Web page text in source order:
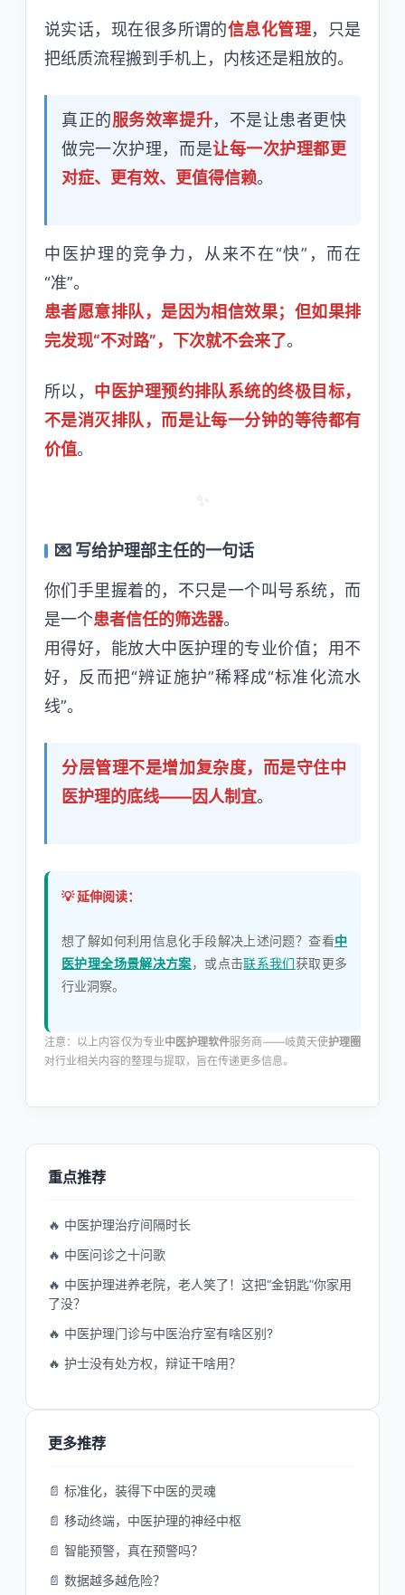
说实话，现在很多所谓的信息化管理，只是
把纸质流程搬到手机上，内核还是粗放的。
真正的服务效率提升，不是让患者更快
做完一次护理，而是让每一次护理都更
对症、更有效、更值得信赖。
中医护理的竞争力，从来不在“快”，而在
“准”。
患者愿意排队，是因为相信效果；但如果排
完发现“不对路”，下次就不会来了。
所以， 中医护理预约排队系统的终极目标，
不是消灭排队，而是让每一分钟的等待都有
价值。
✨
💌 写给护理部主任的一句话
你们手里握着的，不只是一个叫号系统，而
是一个患者信任的筛选器。
用得好，能放大中医护理的专业价值；用不
好，反而把“辨证施护”稀释成“标准化流水
线”。
分层管理不是增加复杂度，而是守住中
医护理的底线——因人制宜。
💡 延伸阅读：
想了解如何利用信息化手段解决上述问题？查看中
医护理全场景解决方案，或点击联系我们获取更多
行业洞察。
注意：以上内容仅为专业中医护理软件服务商——岐黄天使护理圈
对行业相关内容的整理与提取，旨在传递更多信息。
重点推荐
🔥 中医护理治疗间隔时长
🔥 中医问诊之十问歌
🔥 中医护理进养老院，老人笑了！这把“金钥匙”你家用
了没？
🔥 中医护理门诊与中医治疗室有啥区别?
🔥 护士没有处方权，辩证干啥用？
更多推荐
📄 标准化，装得下中医的灵魂
📄 移动终端，中医护理的神经中枢
📄 智能预警，真在预警吗？
📄 数据越多越危险？